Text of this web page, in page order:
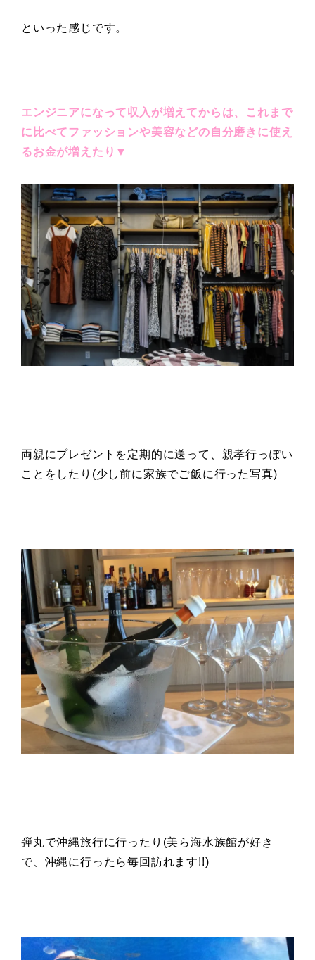
といった感じです。
エンジニアになって収入が増えてからは、これまで
に比べてファッションや美容などの自分磨きに使え
るお金が増えたり▼
両親にプレゼントを定期的に送って、親孝行っぽい
ことをしたり(少し前に家族でご飯に行った写真)
弾丸で沖縄旅行に行ったり(美ら海水族館が好き
で、沖縄に行ったら毎回訪れます!!)